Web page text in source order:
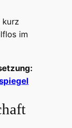
kurz
im